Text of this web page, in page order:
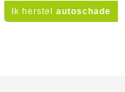
Ik herstel autoschade